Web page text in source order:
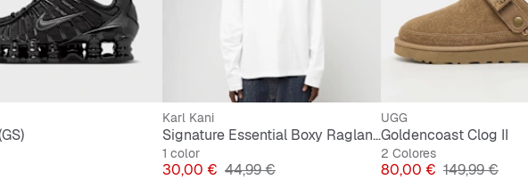
Karl Kani
Signature Essential Boxy Raglan Longsleeve
1 color
Precio
30,00 € Precio original
44,99 €
UGG
Goldencoast Clog II
2 Colores
Precio
80,00 € Precio original
149,99 €